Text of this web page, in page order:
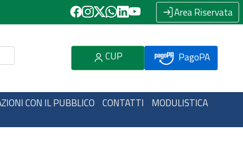
Area Riservata
CUP PagoPA
CON IL PUBBLICO CONTATTI MODULISTICA